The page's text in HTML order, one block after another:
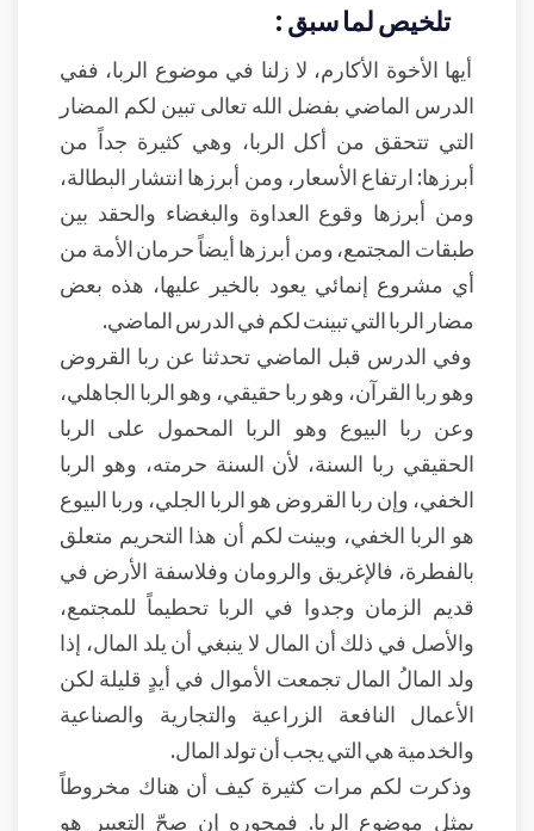
تلخيص لما سبق :
أيها الأخوة الأكارم، لا زلنا في موضوع الربا، ففي
الدرس الماضي بفضل الله تعالى تبين لكم المضار
التي تتحقق من أكل الربا، وهي كثيرة جداً من
أبرزها: ارتفاع الأسعار، ومن أبرزها انتشار البطالة،
ومن أبرزها وقوع العداوة والبغضاء والحقد بين
طبقات المجتمع، ومن أبرزها أيضاً حرمان الأمة من
أي مشروع إنمائي يعود بالخير عليها، هذه بعض
مضار الربا التي تبينت لكم في الدرس الماضي.
وفي الدرس قبل الماضي تحدثنا عن ربا القروض
وهو ربا القرآن، وهو ربا حقيقي، وهو الربا الجاهلي،
وعن ربا البيوع وهو الربا المحمول على الربا
الحقيقي ربا السنة، لأن السنة حرمته، وهو الربا
الخفي، وإن ربا القروض هو الربا الجلي، وربا البيوع
هو الربا الخفي، وبينت لكم أن هذا التحريم متعلق
بالفطرة، فالإغريق والرومان وفلاسفة الأرض في
قديم الزمان وجدوا في الربا تحطيماً للمجتمع،
والأصل في ذلك أن المال لا ينبغي أن يلد المال، إذا
ولد المالُ المال تجمعت الأموال في أيدٍ قليلة لكن
الأعمال النافعة الزراعية والتجارية والصناعية
والخدمية هي التي يجب أن تولد المال.
وذكرت لكم مرات كثيرة كيف أن هناك مخروطاً
يمثل موضوع الربا. فمحوره إن صحّ التعبير هو